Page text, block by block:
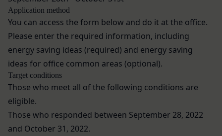
Application method
You can access the form below and do it at the office.
Please enter the required information, including
energy saving ideas (required) and energy saving
ideas for office common areas (optional).
Target conditions
Those who meet all of the following conditions are
eligible.
Those who responded between September 28, 2022
and October 31, 2022.
「@goyoh.jp」を含むメールアドレスから受信でき
るよう、あらかじめご設定ください。
メールによるお問い合わせについて、お客さまの個
人情報保護のため、SSL通信を使用しております。
お客さまがお使いのブラウザがSSL通信非対応の場
合には、このお問い合わせフォームは利用できませ
んので、その場合にはお電話でのお問い合わせをお
願いいたします。
組織・体制
当社は、管理担当役員を利用者情報管理責任者と
し、利用者情報の適正な管理及び継続的な改善を実
ならないものとします。
会員のお客様IDおよびパスワードの使用上の過失
または第三者による不正使用等に起因する損害につ
いて、当社は一切責任を負わないものとします。
会員のお客様IDおよびパスワードの失念に起因す
る損害について、当社は一切の責任を負わないもの
とします。
当社は、当社所定の方法により会員のお客様IDお
よびパスワードの一致を確認した場合、当該お客様
IDおよびパスワードに基づく会員が、本サービス
を利用したものとみなし、その場合の責任は全て当